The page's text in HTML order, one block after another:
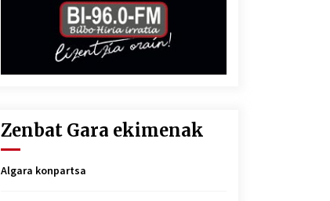
Zenbat Gara ekimenak
Algara konpartsa